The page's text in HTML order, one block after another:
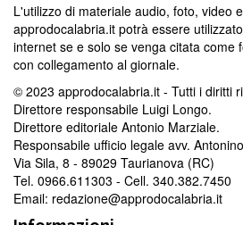
L'utilizzo di materiale audio, foto, video
approdocalabria.it potrà essere
internet se e solo se venga citata come
con collegamento al giornale.
© 2023 approdocalabria.it - Tutti i diritti
Direttore responsabile Luigi Longo.
Direttore editoriale Antonio Marziale.
Responsabile ufficio legale avv.
Via Sila, 8 - 89029 Taurianova (RC)
Tel. 0966.611303 - Cell. 340.382.7450
Email: redazione@approdocalabria.it